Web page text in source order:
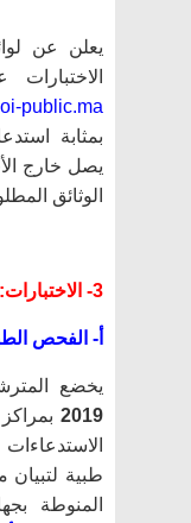
يعلن عن
public.ma
بمثابة
يصل خارج
الوثائق
3- الاختبارات:
أ- الفحص
يخضع
2019
طبية
المنوطة